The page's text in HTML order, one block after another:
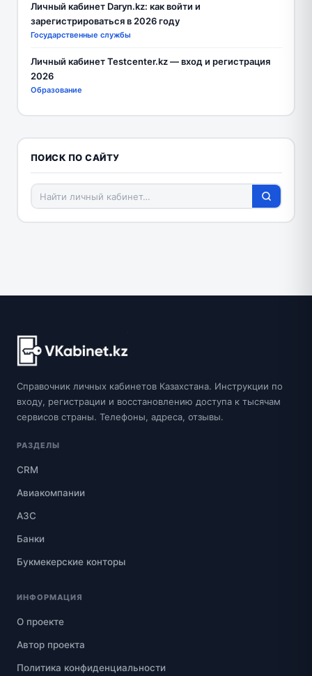
Личный кабинет Daryn.kz: как войти и
зарегистрироваться в 2026 году
Государственные службы
Личный кабинет Testcenter.kz — вход и регистрация
2026
Образование
ПОИСК ПО САЙТУ
Справочник личных кабинетов Казахстана. Инструкции по
входу, регистрации и восстановлению доступа к тысячам
сервисов страны. Телефоны, адреса, отзывы.
РАЗДЕЛЫ
CRM
Авиакомпании
АЗС
Банки
Букмекерские конторы
ИНФОРМАЦИЯ
О проекте
Автор проекта
Политика конфиденциальности